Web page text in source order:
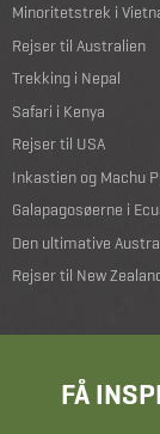
Minoritetstrek i
Rejser til Australien
Trekking i Nepal
Safari i Kenya
Rejser til USA
Inkastien og Machu
Galapagosøerne i
Den ultimative
Rejser til New
FÅ